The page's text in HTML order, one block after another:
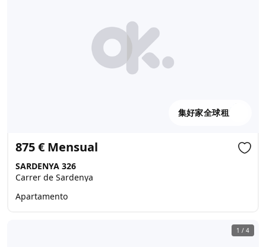
集好家全球租
875 € Mensual
SARDENYA 326
Carrer de Sardenya
Apartamento
1 / 4